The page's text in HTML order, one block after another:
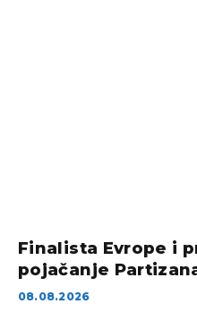
Finalista Evrope i
pojačanje
08.08.2026